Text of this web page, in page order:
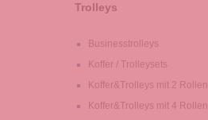
Trolleys
Businesstrolleys
Koffer / Trolleysets
Koffer&Trolleys mit 2 Rollen
Koffer&Trolleys mit 4 Rollen